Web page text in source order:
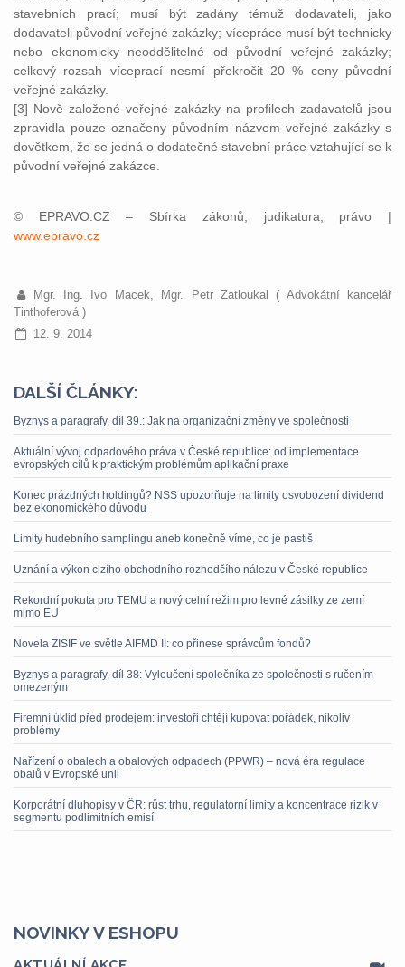
stavebních prací; musí být zadány témuž dodavateli, jako
dodavateli původní veřejné zakázky; vícepráce musí být technicky
nebo ekonomicky neoddělitelné od původní veřejné zakázky;
celkový rozsah víceprací nesmí překročit 20 % ceny původní
veřejné zakázky.
[3] Nově založené veřejné zakázky na profilech zadavatelů jsou
zpravidla pouze označeny původním názvem veřejné zakázky s
dovětkem, že se jedná o dodatečné stavební práce vztahující se k
původní veřejné zakázce.
© EPRAVO.CZ – Sbírka zákonů, judikatura, právo |
www.epravo.cz
Mgr. Ing. Ivo Macek, Mgr. Petr Zatloukal ( Advokátní kancelář
Tinthoferová )
12. 9. 2014
DALŠÍ ČLÁNKY:
Byznys a paragrafy, díl 39.: Jak na organizační změny ve společnosti
Aktuální vývoj odpadového práva v České republice: od implementace
evropských cílů k praktickým problémům aplikační praxe
Konec prázdných holdingů? NSS upozorňuje na limity osvobození dividend
bez ekonomického důvodu
Limity hudebního samplingu aneb konečně víme, co je pastiš
Uznání a výkon cizího obchodního rozhodčího nálezu v České republice
Rekordní pokuta pro TEMU a nový celní režim pro levné zásilky ze zemí
mimo EU
Novela ZISIF ve světle AIFMD II: co přinese správcům fondů?
Byznys a paragrafy, díl 38: Vyloučení společníka ze společnosti s ručením
omezeným
Firemní úklid před prodejem: investoři chtějí kupovat pořádek, nikoliv
problémy
Nařízení o obalech a obalových odpadech (PPWR) – nová éra regulace
obalů v Evropské unii
Korporátní dluhopisy v ČR: růst trhu, regulatorní limity a koncentrace rizik v
segmentu podlimitních emisí
NOVINKY V ESHOPU